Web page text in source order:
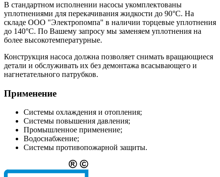
В стандартном исполнении насосы укомплектованы
уплотнениями для перекачивания жидкости до 90°С. На
складе ООО "Электропомпа" в наличии торцевые уплотнения
до 140°С. По Вашему запросу мы заменяем уплотнения на
более высокотемпературные.
Конструкция насоса должна позволяет снимать вращающиеся
детали и обслуживать их без демонтажа всасывающего и
нагнетательного патрубков.
Применение
Системы охлаждения и отопления;
Системы повышения давления;
Промышленное применение;
Водоснабжение;
Системы противопожарной защиты.